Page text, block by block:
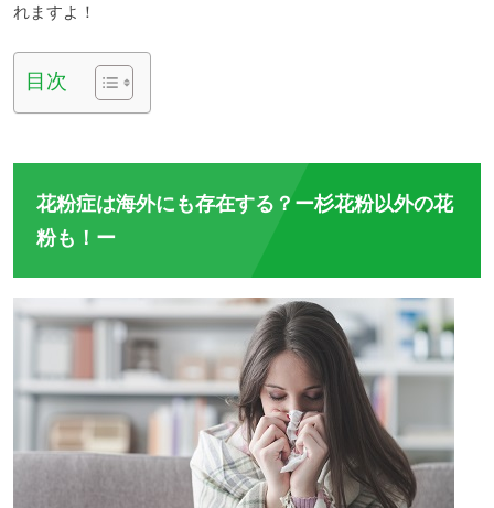
れますよ！
目次
花粉症は海外にも存在する？ー杉花粉以外の花
粉も！ー